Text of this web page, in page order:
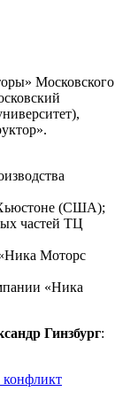
Московского
Хьюстоне (США);
частей ТЦ
Моторс
«Ника
Гинзбург: